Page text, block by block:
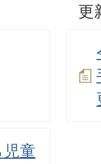
更
童